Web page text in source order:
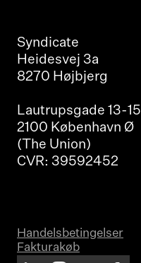
Syndicate
Heidesvej 3a
8270 Højbjerg
Lautrupsgade 13-15
2100 København Ø
(The Union)
CVR: 39592452
Handelsbetingelser
Fakturakøb